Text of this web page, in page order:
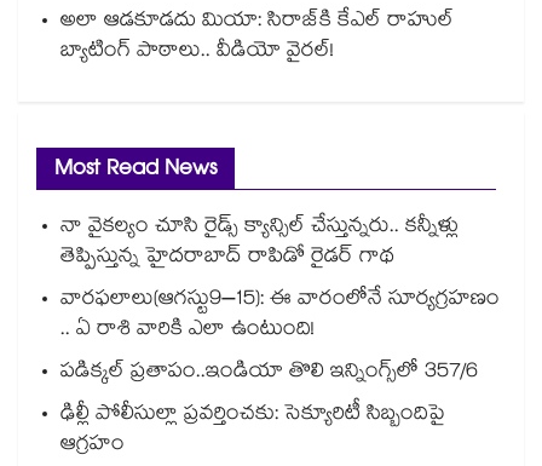
అలా ఆడకూడదు మియా: సిరాజ్‌కి కేఎల్ రాహుల్
బ్యాటింగ్ పాఠాలు.. వీడియో వైరల్!
Most Read News
నా వైకల్యం చూసి రైడ్స్ క్యాన్సిల్ చేస్తున్నరు.. కన్నీళ్లు
తెప్పిస్తున్న హైదరాబాద్ రాపిడో రైడర్ గాథ
వారఫలాలు(ఆగస్టు9–15): ఈ వారంలోనే సూర్యగ్రహణం
.. ఏ రాశి వారికి ఎలా ఉంటుంది!
పడిక్కల్‌‌ ప్రతాపం..ఇండియా తొలి ఇన్నింగ్స్‌‌లో 357/6
ఢిల్లీ పోలీసుల్లా ప్రవర్తించకు: సెక్యూరిటీ సిబ్బందిపై
ఆగ్రహం